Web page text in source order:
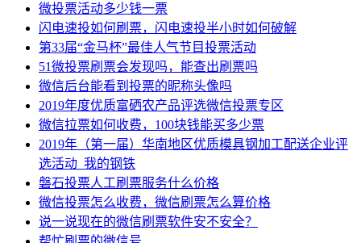
微投票活动多少钱一票
闪电速投如何刷票，闪电速投半小时如何破解
第33届“金马杯”最佳人气节目投票活动
51微投票刷票会发现吗，能查出刷票吗
微信后台能看到投票的昵称头像吗
2019年度优质富硒农产品评选微信投票专区
微信拉票如何收费，100块钱能买多少票
2019年（第一届）华南地区优质模具钢加工配送企业评
选活动_我的钢铁
磐石投票人工刷票服务什么价格
微信投票怎么收费，微信刷票怎么算价格
说一说现在的微信刷票软件安不安全？